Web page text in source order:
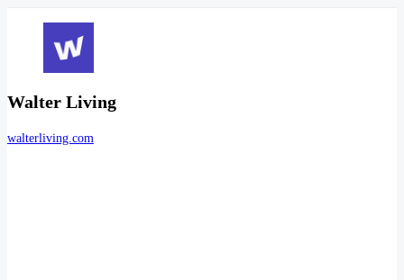
Walter Living
walterliving.com